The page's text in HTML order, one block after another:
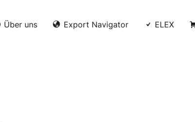
Über uns Export Navigator ELEX